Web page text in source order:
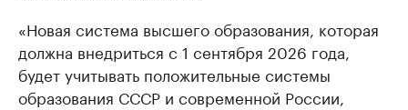
«Новая система высшего образования, которая
должна внедриться с 1 сентября 2026 года,
будет учитывать положительные системы
образования СССР и современной России,